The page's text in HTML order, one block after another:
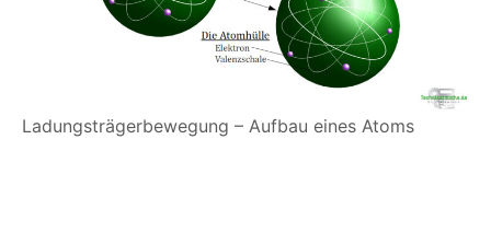
Ladungsträgerbewegung – Aufbau eines Atoms